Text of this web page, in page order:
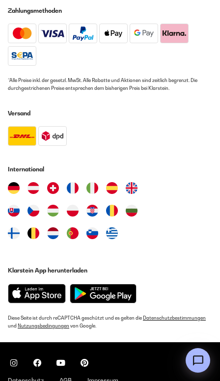
Zahlungsmethoden
*Alle Preise inkl. der gesetzl. MwSt. Alle Rabatte und Aktionen sind zeitlich begrenzt. Die
durchgestrichenen Preise entsprechen dem bisherigen Preis bei Klarstein.
Versand
International
Klarstein App herunterladen
Diese Seite ist durch reCAPTCHA geschützt und es gelten die Datenschutzbestimmungen
und Nutzungsbedingungen von Google.